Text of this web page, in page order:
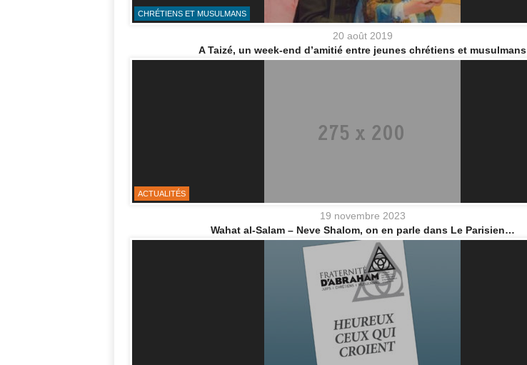
CHRÉTIENS ET MUSULMANS
20 août 2019
A Taizé, un week-end d’amitié entre jeunes chrétiens et musulmans
ACTUALITÉS
19 novembre 2023
Wahat al-Salam – Neve Shalom, on en parle dans Le Parisien…